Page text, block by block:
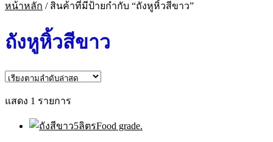
หน้าหลัก / สินค้าที่มีป้ายกำกับ “ถังหูหิ้วสีขาว”
ถังหูหิ้วสีขาว
แสดง 1 รายการ